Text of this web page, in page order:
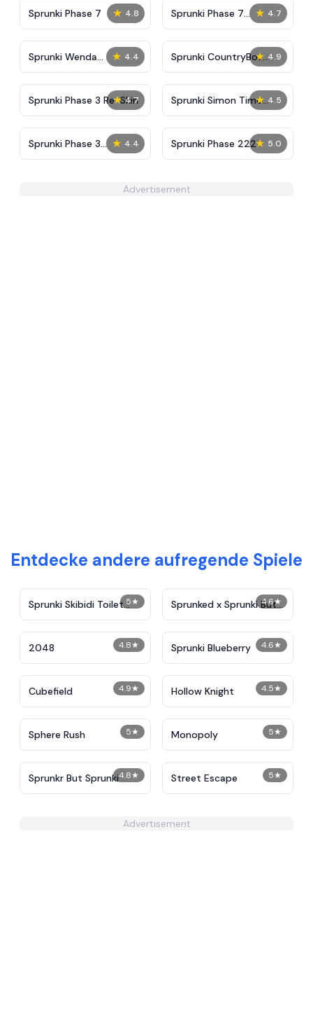
★ 4.8
Sprunki Phase 7 ★ 4.7
Sprunki Phase 7
Definitive (Fanmade)
★ 4.4
Sprunki Wenda
Treatment Phase 40
★ 4.9
Sprunki CountryBox
Dark Phase
★ 4.7
Sprunki Phase 3 Re-Skin ★ 4.5
Sprunki Simon Time
PHASE 3
★ 4.4
Sprunki Phase 3
Remaster But More
★ 5.0
Sprunki Phase 222
Advertisement
Entdecke andere aufregende Spiele
5★
Sprunki Skibidi Toilet
Remake 5
4.6★
Sprunked x Sprunki But
They All Alive
4.8★
2048 4.6★
Sprunki Blueberry
4.9★
Cubefield 4.5★
Hollow Knight
5★
Sphere Rush 5★
Monopoly
4.8★
Sprunkr But Sprunki 5★
Street Escape
Advertisement